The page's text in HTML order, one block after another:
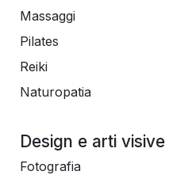
Massaggi
Pilates
Reiki
Naturopatia
Design e arti visive
Fotografia